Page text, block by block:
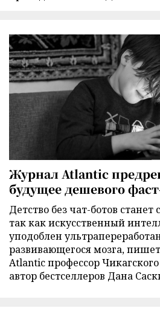
Журнал Atlantic
будущее дешевого
Детство без чат-ботов станет
так как искусственный
уподоблен
развивающегося мозга,
Atlantic профессор
автор бестселлеров Дана